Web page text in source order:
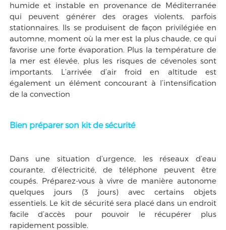
humide et instable en provenance de Méditerranée
qui peuvent générer des orages violents, parfois
stationnaires. Ils se produisent de façon privilégiée en
automne, moment où la mer est la plus chaude, ce qui
favorise une forte évaporation. Plus la température de
la mer est élevée, plus les risques de cévenoles sont
importants. L’arrivée d’air froid en altitude est
également un élément concourant à l’intensification
de la convection
Bien préparer son kit de sécurité
Dans une situation d’urgence, les réseaux d’eau
courante, d’électricité, de téléphone peuvent être
coupés. Préparez-vous à vivre de manière autonome
quelques jours (3 jours) avec certains objets
essentiels. Le kit de sécurité sera placé dans un endroit
facile d’accès pour pouvoir le récupérer plus
rapidement possible.